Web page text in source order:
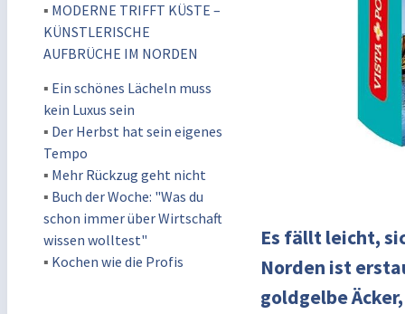
▪ MODERNE TRIFFT KÜSTE –
KÜNSTLERISCHE
AUFBRÜCHE IM NORDEN
▪ Ein schönes Lächeln muss
kein Luxus sein
▪ Der Herbst hat sein eigenes
Tempo
▪ Mehr Rückzug geht nicht
▪ Buch der Woche: "Was du
schon immer über Wirtschaft
wissen wolltest"
▪ Kochen wie die Profis
Es fällt leicht,
Norden ist
goldgelbe